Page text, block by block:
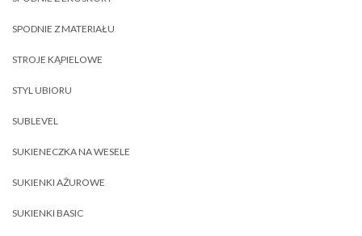
SPODNIE Z MATERIAŁU
STROJE KĄPIELOWE
STYL UBIORU
SUBLEVEL
SUKIENECZKA NA WESELE
SUKIENKI AŻUROWE
SUKIENKI BASIC